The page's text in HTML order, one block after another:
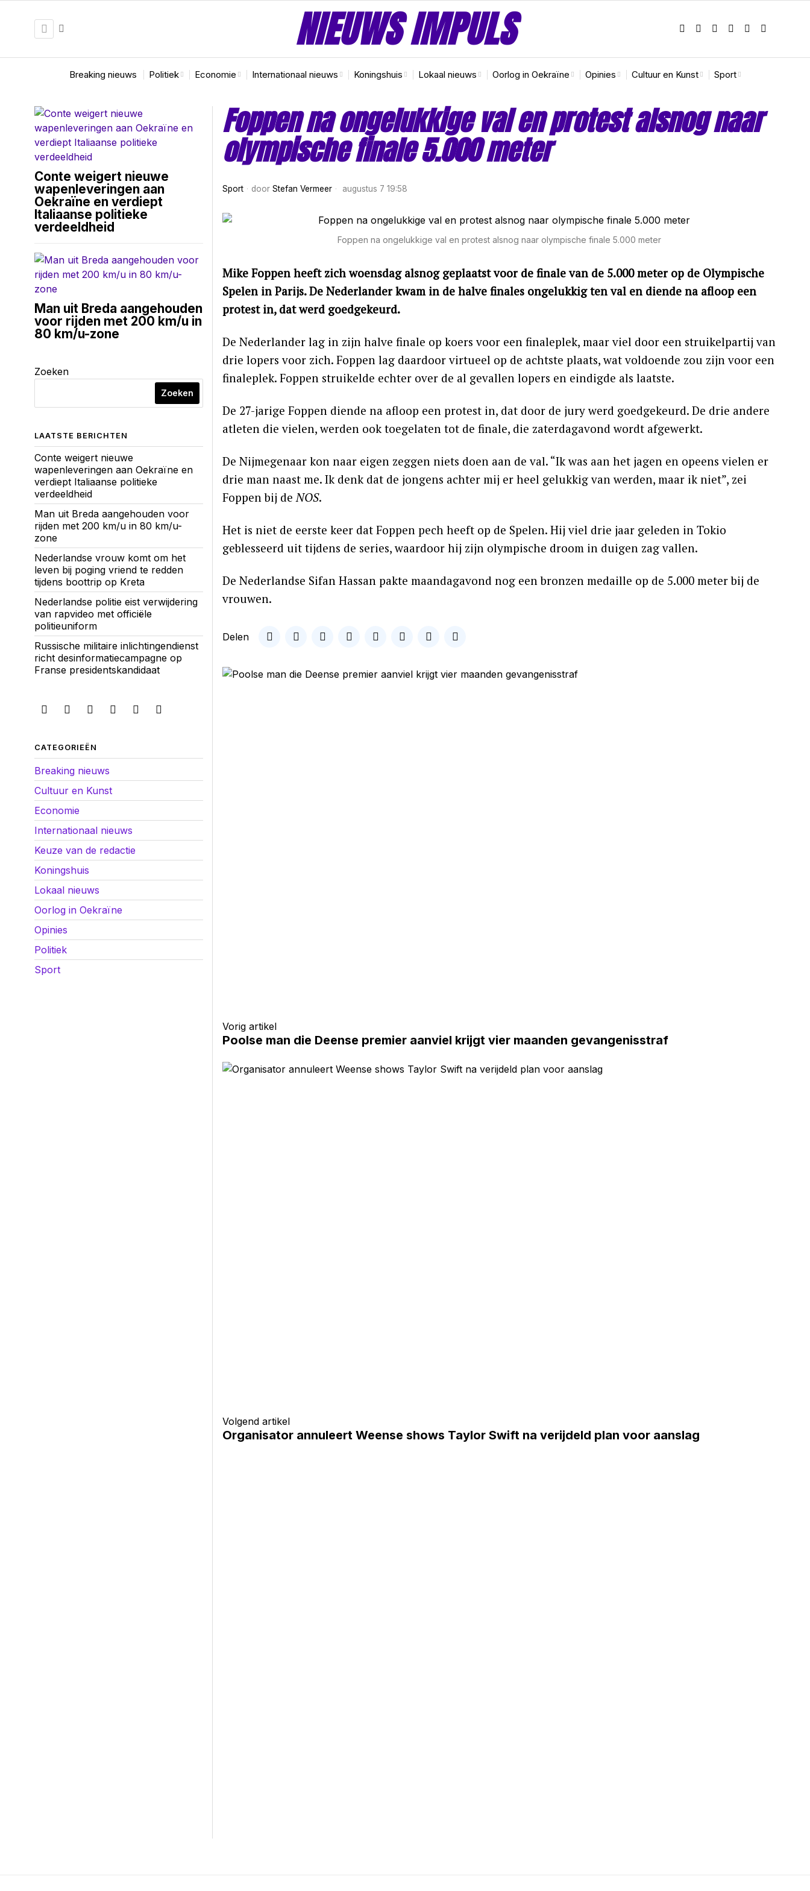
NIEUWS IMPULS
Breaking nieuws Politiek Economie Internationaal nieuws Koningshuis Lokaal nieuws Oorlog in Oekraïne Opinies Cultuur en Kunst Sport
Foppen na ongelukkige val en protest alsnog naar
olympische finale 5.000 meter
Sport door Stefan Vermeer augustus 7 19:58
Foppen na ongelukkige val en protest alsnog naar olympische finale 5.000 meter
Mike Foppen heeft zich woensdag alsnog geplaatst voor de finale van de 5.000 meter op de Olympische
Spelen in Parijs. De Nederlander kwam in de halve finales ongelukkig ten val en diende na afloop een
protest in, dat werd goedgekeurd.
De Nederlander lag in zijn halve finale op koers voor een finaleplek, maar viel door een struikelpartij van
drie lopers voor zich. Foppen lag daardoor virtueel op de achtste plaats, wat voldoende zou zijn voor een
finaleplek. Foppen struikelde echter over de al gevallen lopers en eindigde als laatste.
De 27-jarige Foppen diende na afloop een protest in, dat door de jury werd goedgekeurd. De drie andere
atleten die vielen, werden ook toegelaten tot de finale, die zaterdagavond wordt afgewerkt.
De Nijmegenaar kon naar eigen zeggen niets doen aan de val. “Ik was aan het jagen en opeens vielen er
drie man naast me. Ik denk dat de jongens achter mij er heel gelukkig van werden, maar ik niet”, zei
Foppen bij deNOS.
Het is niet de eerste keer dat Foppen pech heeft op de Spelen. Hij viel drie jaar geleden in Tokio
geblesseerd uit tijdens de series, waardoor hij zijn olympische droom in duigen zag vallen.
De Nederlandse Sifan Hassan pakte maandagavond nog een bronzen medaille op de 5.000 meter bij de
vrouwen.
Delen
Vorig artikel
Poolse man die Deense premier aanviel krijgt vier maanden gevangenisstraf
Volgend artikel
Organisator annuleert Weense shows Taylor Swift na verijdeld plan voor aanslag
Conte weigert nieuwe
wapenleveringen aan
Oekraïne en verdiept
Italiaanse politieke
verdeeldheid
Man uit Breda aangehouden
voor rijden met 200 km/u in
80 km/u-zone
Zoeken
Zoeken
LAATSTE BERICHTEN
Conte weigert nieuwe
wapenleveringen aan Oekraïne en
verdiept Italiaanse politieke
verdeeldheid
Man uit Breda aangehouden voor
rijden met 200 km/u in 80 km/u-
zone
Nederlandse vrouw komt om het
leven bij poging vriend te redden
tijdens boottrip op Kreta
Nederlandse politie eist verwijdering
van rapvideo met officiële
politieuniform
Russische militaire inlichtingendienst
richt desinformatiecampagne op
Franse presidentskandidaat
CATEGORIEËN
Breaking nieuws
Cultuur en Kunst
Economie
Internationaal nieuws
Keuze van de redactie
Koningshuis
Lokaal nieuws
Oorlog in Oekraïne
Opinies
Politiek
Sport